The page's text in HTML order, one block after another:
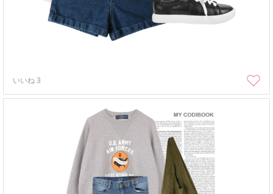
いいね3